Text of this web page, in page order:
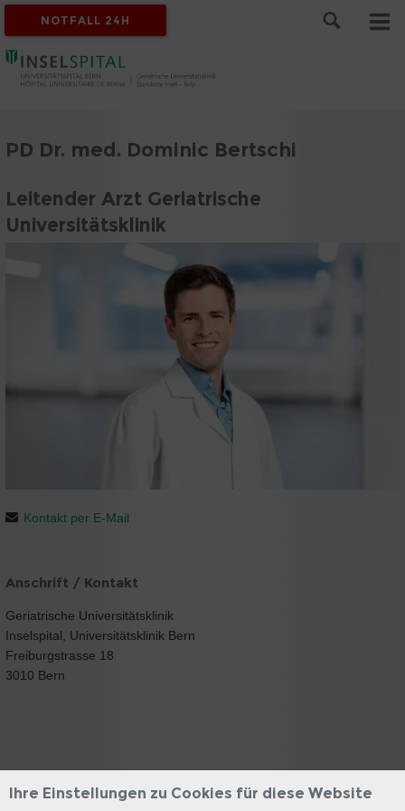
NOTFALL 24H
PD Dr. med. Dominic Bertschi
Leitender Arzt Geriatrische
Universitätsklinik
Kontakt per E-Mail
Anschrift / Kontakt
Geriatrische Universitätsklinik
Inselspital, Universitätsklinik Bern
Freiburgstrasse 18
3010 Bern
Ihre Einstellungen zu Cookies für diese Website